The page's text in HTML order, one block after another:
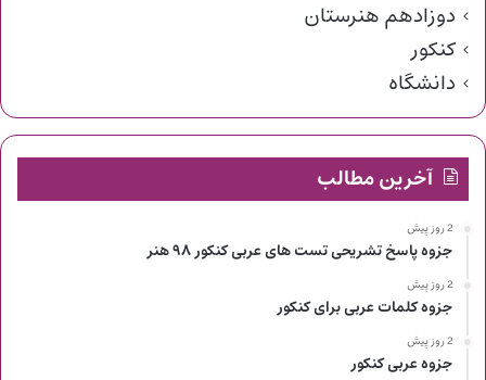
دوزادهم هنرستان
کنکور
دانشگاه
آخرین مطالب
2 روز پیش
جزوه پاسخ تشریحی تست های عربی کنکور ۹۸ هنر
2 روز پیش
جزوه کلمات عربی برای کنکور
2 روز پیش
جزوه عربی کنکور